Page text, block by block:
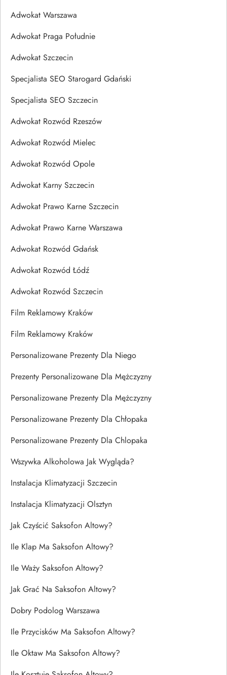
Adwokat Warszawa
Adwokat Praga Południe
Adwokat Szczecin
Specjalista SEO Starogard Gdański
Specjalista SEO Szczecin
Adwokat Rozwód Rzeszów
Adwokat Rozwód Mielec
Adwokat Rozwód Opole
Adwokat Karny Szczecin
Adwokat Prawo Karne Szczecin
Adwokat Prawo Karne Warszawa
Adwokat Rozwód Gdańsk
Adwokat Rozwód Łódź
Adwokat Rozwód Szczecin
Film Reklamowy Kraków
Film Reklamowy Kraków
Personalizowane Prezenty Dla Niego
Prezenty Personalizowane Dla Mężczyzny
Personalizowane Prezenty Dla Mężczyzny
Personalizowane Prezenty Dla Chłopaka
Personalizowane Prezenty Dla Chlopaka
Wszywka Alkoholowa Jak Wygląda?
Instalacja Klimatyzacji Szczecin
Instalacja Klimatyzacji Olsztyn
Jak Czyścić Saksofon Altowy?
Ile Klap Ma Saksofon Altowy?
Ile Waży Saksofon Altowy?
Jak Grać Na Saksofon Altowy?
Dobry Podolog Warszawa
Ile Przycisków Ma Saksofon Altowy?
Ile Oktaw Ma Saksofon Altowy?